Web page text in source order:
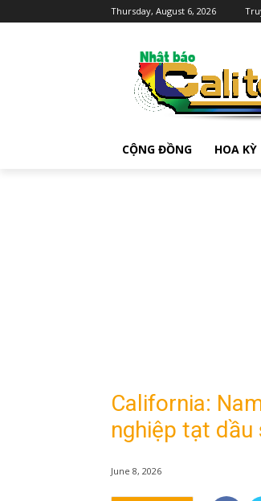
Thursday, August 6, 2026
CỘNG ĐỒNG HOA KỲ
California:
nghiệp tạt dầu
June 8, 2026